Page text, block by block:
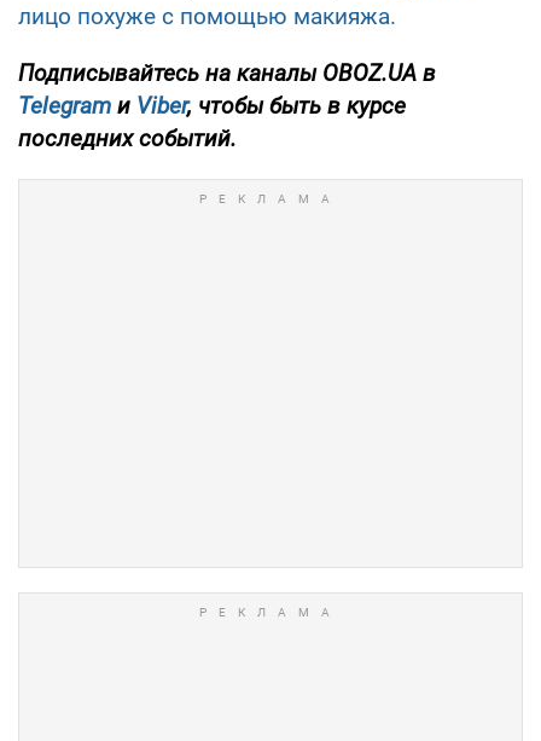
лицо похуже с помощью макияжа.
Подписывайтесь на каналы OBOZ.UA в
Telegram и Viber, чтобы быть в курсе
последних событий.